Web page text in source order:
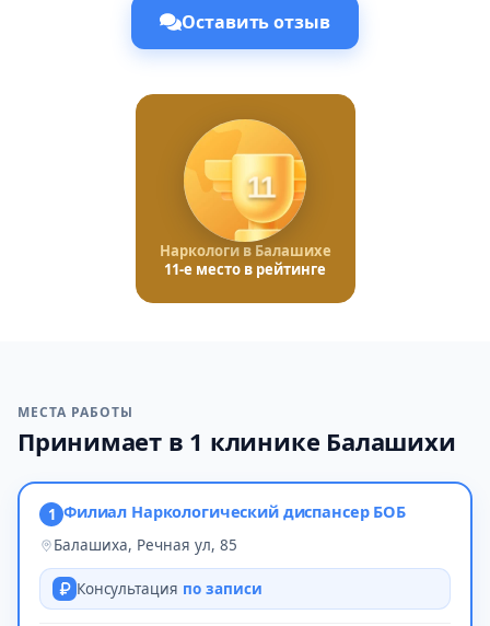
Оставить отзыв
11
Наркологи в Балашихе
11-е место в рейтинге
МЕСТА РАБОТЫ
Принимает в 1 клинике Балашихи
1 Филиал Наркологический диспансер БОБ
Балашиха, Речная ул, 85
Консультация по записи